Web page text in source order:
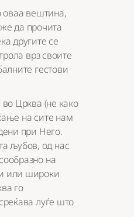
оваа вештина,
да прочита
другите се
врз своите
гестови
во Црква (не како
на сите нам
при Него.
љубов, од нас
на
или широки
го
луѓе што